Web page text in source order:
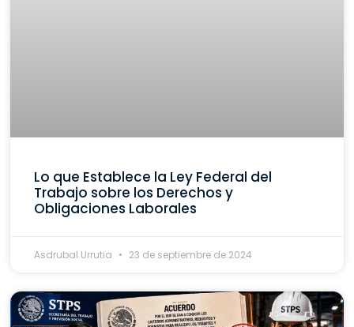
Lo que Establece la Ley Federal del
Trabajo sobre los Derechos y
Obligaciones Laborales
Asdrubal Urrutia 23 de septiembre de 2024